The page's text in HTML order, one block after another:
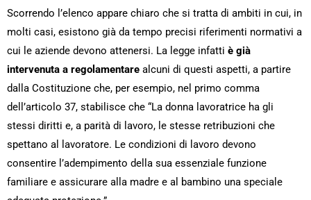
Scorrendo l’elenco appare chiaro che si tratta di ambiti in cui, in
molti casi, esistono già da tempo precisi riferimenti normativi a
cui le aziende devono attenersi. La legge infatti è già
intervenuta a regolamentare alcuni di questi aspetti, a partire
dalla Costituzione che, per esempio, nel primo comma
dell’articolo 37, stabilisce che “La donna lavoratrice ha gli
stessi diritti e, a parità di lavoro, le stesse retribuzioni che
spettano al lavoratore. Le condizioni di lavoro devono
consentire l’adempimento della sua essenziale funzione
familiare e assicurare alla madre e al bambino una speciale